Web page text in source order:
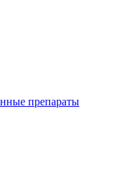
препараты